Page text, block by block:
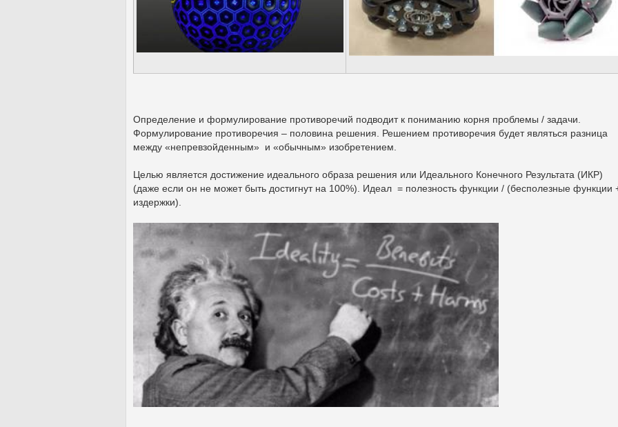
Определение и формулирование противоречий подводит к пониманию корня проблемы / задачи.
Формулирование противоречия – половина решения. Решением противоречия будет являться разница
между «непревзойденным» и «обычным» изобретением.
Целью является достижение идеального образа решения или Идеального Конечного Результата (ИКР)
(даже если он не может быть достигнут на 100%). Идеал = полезность функции / (бесполезные функции
издержки).